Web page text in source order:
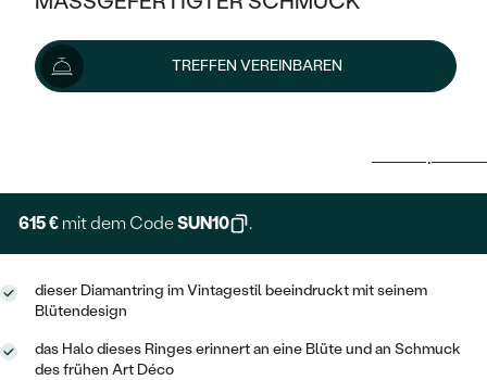
KLASSISCH
V-FORM
VINTAGE
AUSSERGEWÖHNLICHE
MIT MEHREREN DIAMANTEN
HALO
VINTAGE
AUSSERGEWÖHNLICH
GESTALTE EINEN RING
AUSVERKAUF
WENN SCHMUCK HILFT
OHRRINGE
RINGE
ANHÄNGER / KETTEN
ARMBÄNDER
PLATIN
OHRSTECKER
MINIMALISTISCHE
OHRHÄNGER
GOLD
SILBER
NACH STYL
SOLITÄR
ZUR GEBURT EINES KINDES
PERSONALISIERT
AUSVERKAUF
SILBER
TREFFEN VEREINBAREN
683 €
615 € mit dem CodeSUN10 .
dieser Diamantring im Vintagestil beeindruckt mit seinem
Blütendesign
das Halo dieses Ringes erinnert an eine Blüte und an Schmuck
des frühen Art Déco